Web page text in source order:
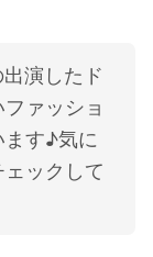
演したド
ァッショ
ます♪気に
ックして